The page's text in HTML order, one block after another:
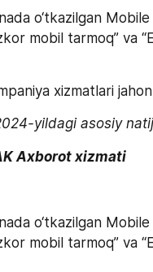
o‘tkazilgan
mobil tarmoq” va
xizmatlari
yildagi asosiy
Axborot xizmati
o‘tkazilgan
mobil tarmoq” va